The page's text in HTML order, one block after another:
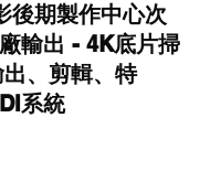
後期製作中心次
輸出 - 4K底片掃
、剪輯、特
系統